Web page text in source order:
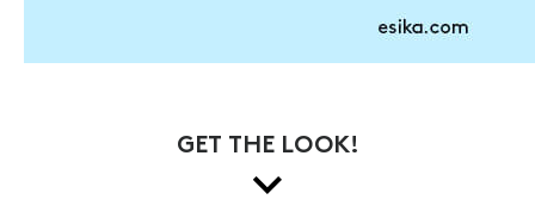
GET THE LOOK!